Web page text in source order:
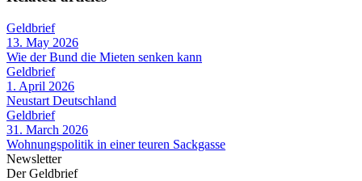
Geldbrief
13. May 2026
Wie der Bund die Mieten senken kann
Geldbrief
1. April 2026
Neustart Deutschland
Geldbrief
31. March 2026
Wohnungspolitik in einer teuren Sackgasse
Newsletter
Der Geldbrief